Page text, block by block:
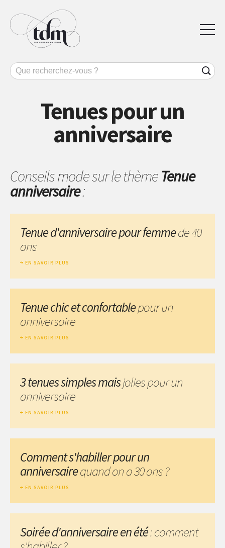
Tenues pour un
anniversaire
Conseils mode sur le thèmeTenue
anniversaire:
Tenue d'anniversaire pour femmede 40
ans
EN SAVOIR PLUS
Tenue chic et confortablepour un
anniversaire
EN SAVOIR PLUS
3 tenues simples maisjolies pour un
anniversaire
EN SAVOIR PLUS
Comment s'habiller pour un
anniversairequand on a 30 ans ?
EN SAVOIR PLUS
Soirée d'anniversaire en été: comment